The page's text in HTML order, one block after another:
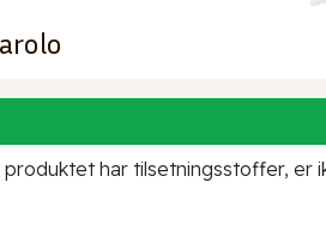
produktet har tilsetningsstoffer, er